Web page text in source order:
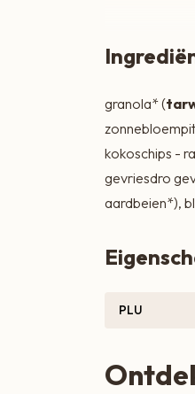
granola* (
kokoschips -
gevriesdro
aardbeien*),
PLU